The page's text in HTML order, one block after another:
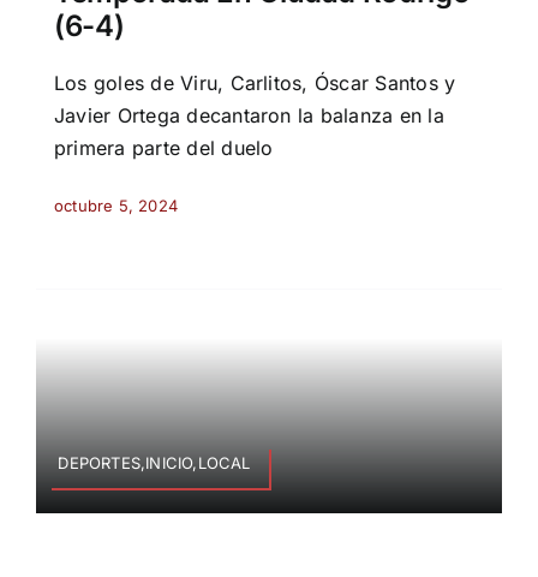
(6-4)
Los goles de Viru, Carlitos, Óscar Santos y
Javier Ortega decantaron la balanza en la
primera parte del duelo
octubre 5, 2024
DEPORTES,INICIO,LOCAL